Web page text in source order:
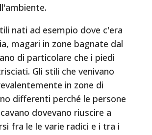
nati ad esempio dove c'era
magari in zone bagnate dal
di particolare che i piedi
Gli stili che venivano
in zone di
differenti perché le persone
dovevano riuscire a
fra le le varie radici e i tra i